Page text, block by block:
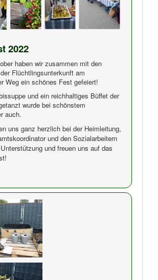
2022
haben wir zusammen mit den
Flüchtlingsunterkunft am
Weg ein schönes Fest gefeiert!
und ein reichhaltiges Büffet der
wurde bei schönstem
auch.
uns ganz herzlich bei der Heimleitung,
und den Sozialarbeitern
und freuen uns auf das